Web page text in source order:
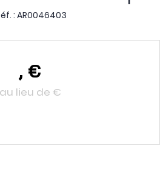
: AR0046403
, €
au lieu de €